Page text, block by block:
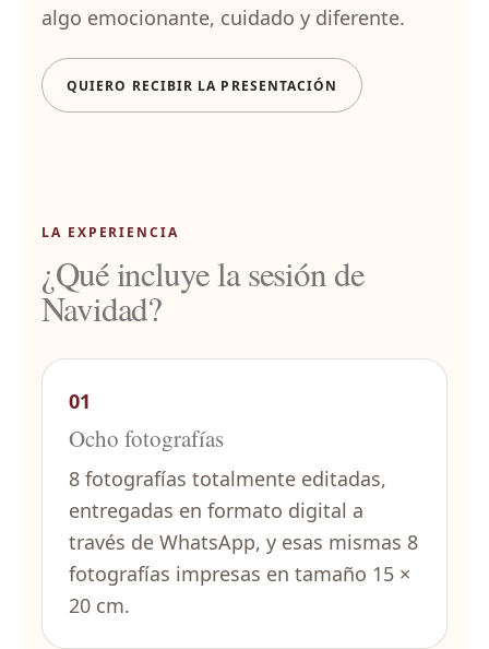
algo emocionante, cuidado y diferente.
QUIERO RECIBIR LA PRESENTACIÓN
LA EXPERIENCIA
¿Qué incluye la sesión de
Navidad?
01
Ocho fotografías
8 fotografías totalmente editadas,
entregadas en formato digital a
través de WhatsApp, y esas mismas 8
fotografías impresas en tamaño 15 ×
20 cm.